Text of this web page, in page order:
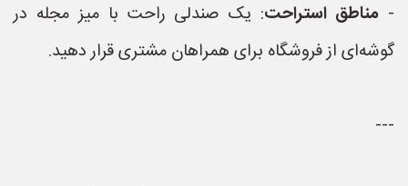
- مناطق استراحت: یک صندلی راحت با میز مجله در
گوشه‌ای از فروشگاه برای همراهان مشتری قرار دهید.
---